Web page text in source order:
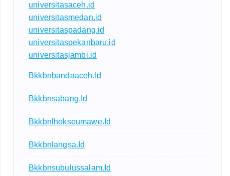
universitasaceh.id
universitasmedan.id
universitaspadang.id
universitaspekanbaru.id
universitasjambi.id
Bkkbnbandaaceh.id
Bkkbnsabang.id
Bkkbnlhokseumawe.id
Bkkbnlangsa.id
Bkkbnsubulussalam.id